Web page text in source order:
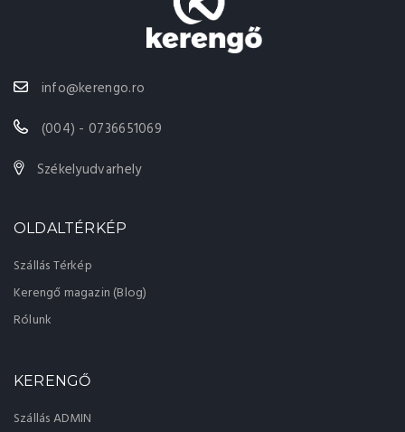
info@kerengo.ro
(004) - 0736651069
Székelyudvarhely
OLDALTÉRKÉP
Szállás Térkép
Kerengő magazin (Blog)
Rólunk
KERENGŐ
Szállás ADMIN